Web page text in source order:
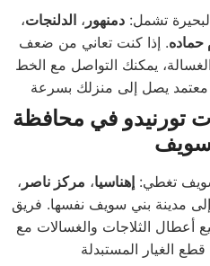
تشمل: دمنهور ، الدلنجات،
حماده. إذا كنت تعاني من ضعف
يمكنك التواصل مع الخط
تورنيدو في محافظة
سويف
سويف تغطي:إهناسيا، مركز ناصر ،
إلى مدينة بني سويف نفسها. فريق
أعطال الثلاجات والغسالات مع